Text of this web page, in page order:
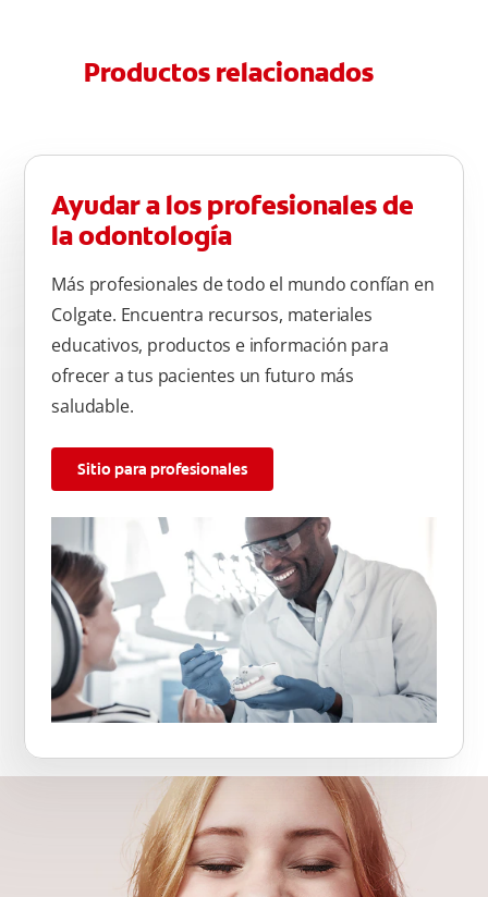
Productos relacionados
Ayudar a los profesionales de
la odontología
Más profesionales de todo el mundo confían en
Colgate. Encuentra recursos, materiales
educativos, productos e información para
ofrecer a tus pacientes un futuro más
saludable.
Sitio para profesionales